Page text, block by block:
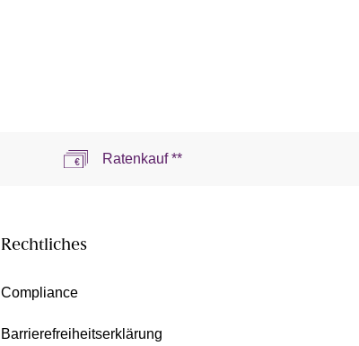
Ratenkauf **
Rechtliches
Compliance
Barrierefreiheitserklärung